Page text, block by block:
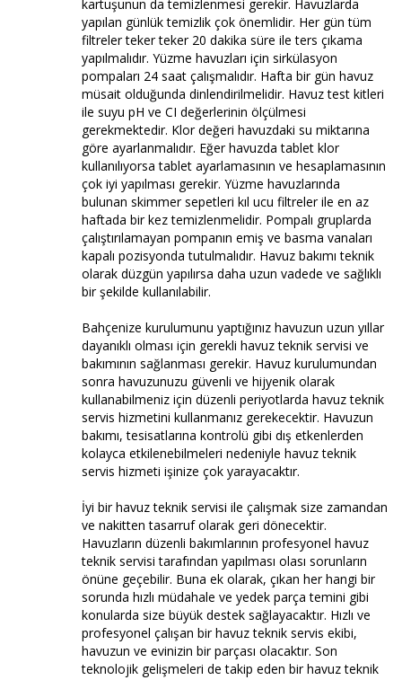
kartuşunun da temizlenmesi gerekir. Havuzlarda
yapılan günlük temizlik çok önemlidir. Her gün tüm
filtreler teker teker 20 dakika süre ile ters çıkama
yapılmalıdır. Yüzme havuzları için sirkülasyon
pompaları 24 saat çalışmalıdır. Hafta bir gün havuz
müsait olduğunda dinlendirilmelidir. Havuz test kitleri
ile suyu pH ve CI değerlerinin ölçülmesi
gerekmektedir. Klor değeri havuzdaki su miktarına
göre ayarlanmalıdır. Eğer havuzda tablet klor
kullanılıyorsa tablet ayarlamasının ve hesaplamasının
çok iyi yapılması gerekir. Yüzme havuzlarında
bulunan skimmer sepetleri kıl ucu filtreler ile en az
haftada bir kez temizlenmelidir. Pompalı gruplarda
çalıştırılamayan pompanın emiş ve basma vanaları
kapalı pozisyonda tutulmalıdır. Havuz bakımı teknik
olarak düzgün yapılırsa daha uzun vadede ve sağlıklı
bir şekilde kullanılabilir.
Bahçenize kurulumunu yaptığınız havuzun uzun yıllar
dayanıklı olması için gerekli havuz teknik servisi ve
bakımının sağlanması gerekir. Havuz kurulumundan
sonra havuzunuzu güvenli ve hijyenik olarak
kullanabilmeniz için düzenli periyotlarda havuz teknik
servis hizmetini kullanmanız gerekecektir. Havuzun
bakımı, tesisatlarına kontrolü gibi dış etkenlerden
kolayca etkilenebilmeleri nedeniyle havuz teknik
servis hizmeti işinize çok yarayacaktır.
İyi bir havuz teknik servisi ile çalışmak size zamandan
ve nakitten tasarruf olarak geri dönecektir.
Havuzların düzenli bakımlarının profesyonel havuz
teknik servisi tarafından yapılması olası sorunların
önüne geçebilir. Buna ek olarak, çıkan her hangi bir
sorunda hızlı müdahale ve yedek parça temini gibi
konularda size büyük destek sağlayacaktır. Hızlı ve
profesyonel çalışan bir havuz teknik servis ekibi,
havuzun ve evinizin bir parçası olacaktır. Son
teknolojik gelişmeleri de takip eden bir havuz teknik